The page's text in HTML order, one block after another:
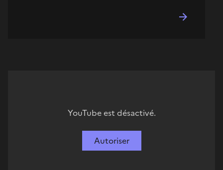
YouTube est désactivé.
Autoriser